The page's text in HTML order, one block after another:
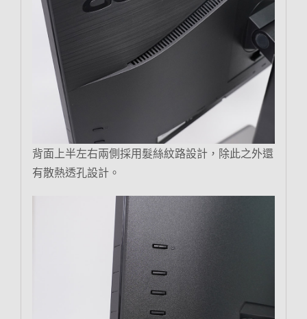
背面上半左右兩側採用髮絲紋路設計，除此之外還
有散熱透孔設計。